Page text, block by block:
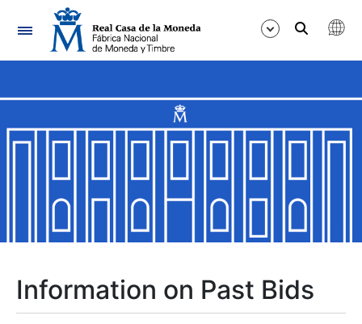
Navigation
Show/Hide
Show/Hide
Show/Hide
Information on Past Bids